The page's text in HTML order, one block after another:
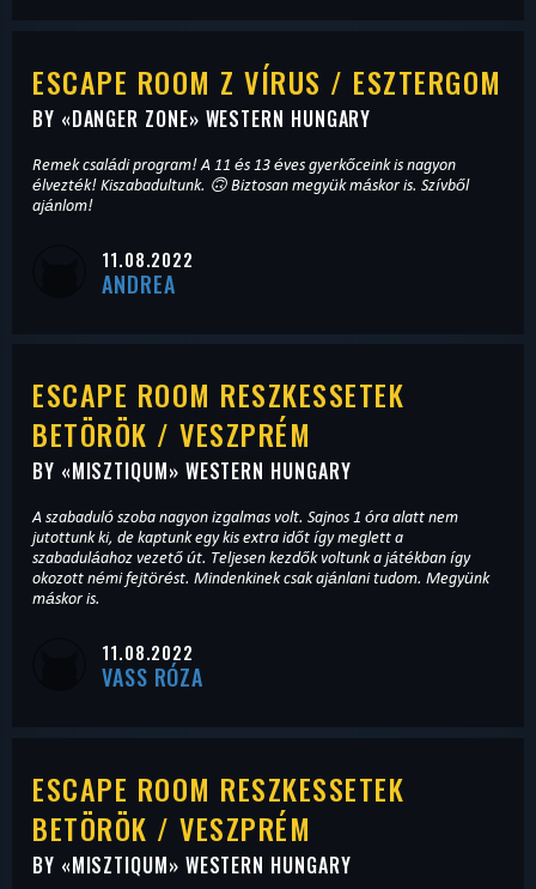
ESCAPE ROOM Z VÍRUS / ESZTERGOM
BY «DANGER ZONE» WESTERN HUNGARY
Remek családi program! A 11 és 13 éves gyerkőceink is nagyon
élvezték! Kiszabadultunk. 🙃 Biztosan megyük máskor is. Szívből
ajánlom!
11.08.2022
ANDREA
ESCAPE ROOM RESZKESSETEK
BETÖRÖK / VESZPRÉM
BY «MISZTIQUM» WESTERN HUNGARY
A szabaduló szoba nagyon izgalmas volt. Sajnos 1 óra alatt nem
jutottunk ki, de kaptunk egy kis extra időt így meglett a
szabaduláahoz vezető út. Teljesen kezdők voltunk a játékban így
okozott némi fejtörést. Mindenkinek csak ajánlani tudom. Megyünk
máskor is.
11.08.2022
VASS RÓZA
ESCAPE ROOM RESZKESSETEK
BETÖRÖK / VESZPRÉM
BY «MISZTIQUM» WESTERN HUNGARY